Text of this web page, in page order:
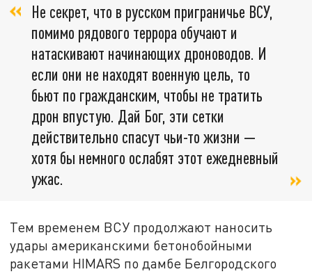
Не секрет, что в русском приграничье ВСУ,
помимо рядового террора обучают и
натаскивают начинающих дроноводов. И
если они не находят военную цель, то
бьют по гражданским, чтобы не тратить
дрон впустую. Дай Бог, эти сетки
действительно спасут чьи-то жизни —
хотя бы немного ослабят этот ежедневный
ужас.
Тем временем ВСУ продолжают наносить
удары американскими бетонобойными
ракетами HIMARS по дамбе Белгородского